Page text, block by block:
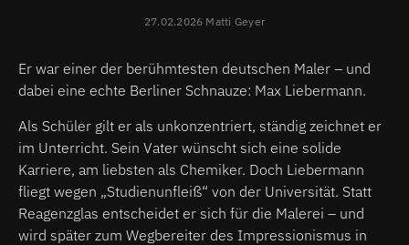
27.02.2026 Matti Geyer
Er war einer der berühmtesten deutschen Maler – und
dabei eine echte Berliner Schnauze: Max Liebermann.
Als Schüler gilt er als unkonzentriert, ständig zeichnet er
im Unterricht. Sein Vater wünscht sich eine solide
Karriere, am liebsten als Chemiker. Doch Liebermann
fliegt wegen „Studienunfleiß“ von der Universität. Statt
Reagenzglas entscheidet er sich für die Malerei – und
wird später zum Wegbereiter des Impressionismus in